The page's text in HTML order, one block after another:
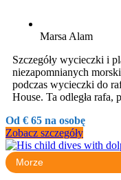
Marsa Alam
Szczegóły wycieczki i
niezapomnianych
podczas wycieczki do
House. Ta odległa rafa,
Od € 65 na osobę
Zobacz szczegóły
Morze